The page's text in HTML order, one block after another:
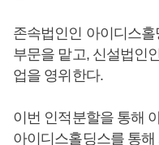
존속법인인 아이디스
부문을 맡고, 신설법인
업을 영위한다.
이번 인적분할을 통해
아이디스홀딩스를 통